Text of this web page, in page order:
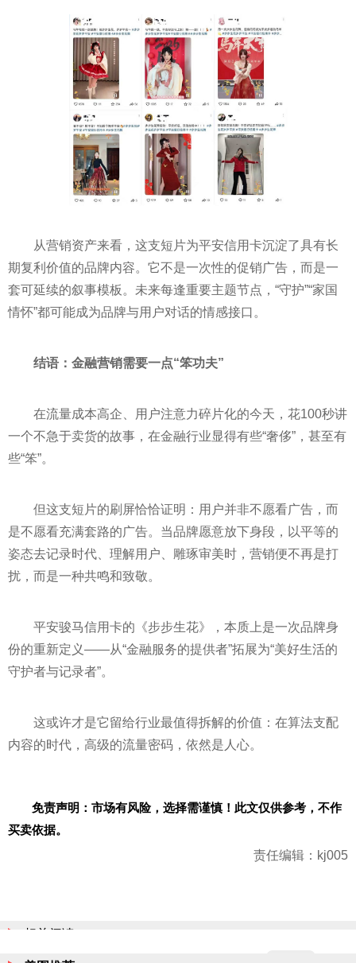
从营销资产来看，这支短片为平安信用卡沉淀了具有长
期复利价值的品牌内容。它不是一次性的促销广告，而是一
套可延续的叙事模板。未来每逢重要主题节点，“守护”“家国
情怀”都可能成为品牌与用户对话的情感接口。
结语：金融营销需要一点“笨功夫”
在流量成本高企、用户注意力碎片化的今天，花100秒讲
一个不急于卖货的故事，在金融行业显得有些“奢侈”，甚至有
些“笨”。
但这支短片的刷屏恰恰证明：用户并非不愿看广告，而
是不愿看充满套路的广告。当品牌愿意放下身段，以平等的
姿态去记录时代、理解用户、雕琢审美时，营销便不再是打
扰，而是一种共鸣和致敬。
平安骏马信用卡的《步步生花》，本质上是一次品牌身
份的重新定义——从“金融服务的提供者”拓展为“美好生活的
守护者与记录者”。
这或许才是它留给行业最值得拆解的价值：在算法支配
内容的时代，高级的流量密码，依然是人心。
免责声明：市场有风险，选择需谨慎！此文仅供参考，不作
买卖依据。
责任编辑：kj005
相关阅读